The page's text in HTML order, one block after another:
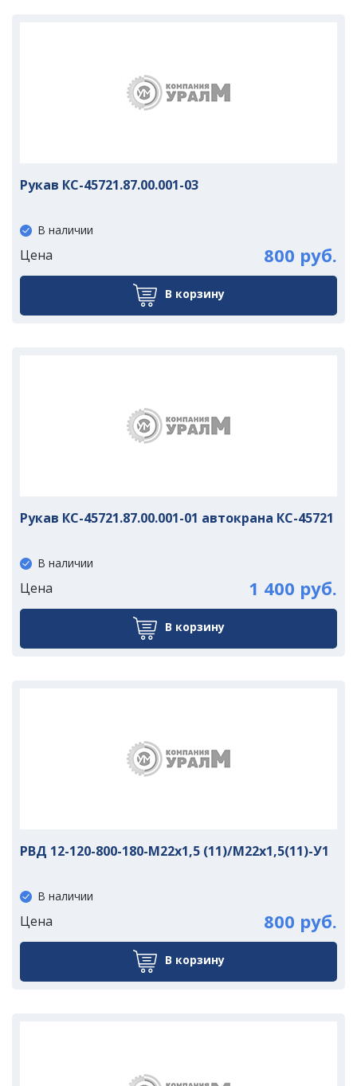
Рукав КС-45721.87.00.001-03
В наличии
Цена 800 руб.
В корзину
Рукав КС-45721.87.00.001-01 автокрана КС-45721
В наличии
Цена 1 400 руб.
В корзину
РВД 12-120-800-180-М22х1,5 (11)/М22х1,5(11)-У1
В наличии
Цена 800 руб.
В корзину